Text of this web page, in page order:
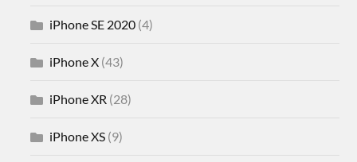
iPhone SE 2020 (4)
iPhone X (43)
iPhone XR (28)
iPhone XS (9)